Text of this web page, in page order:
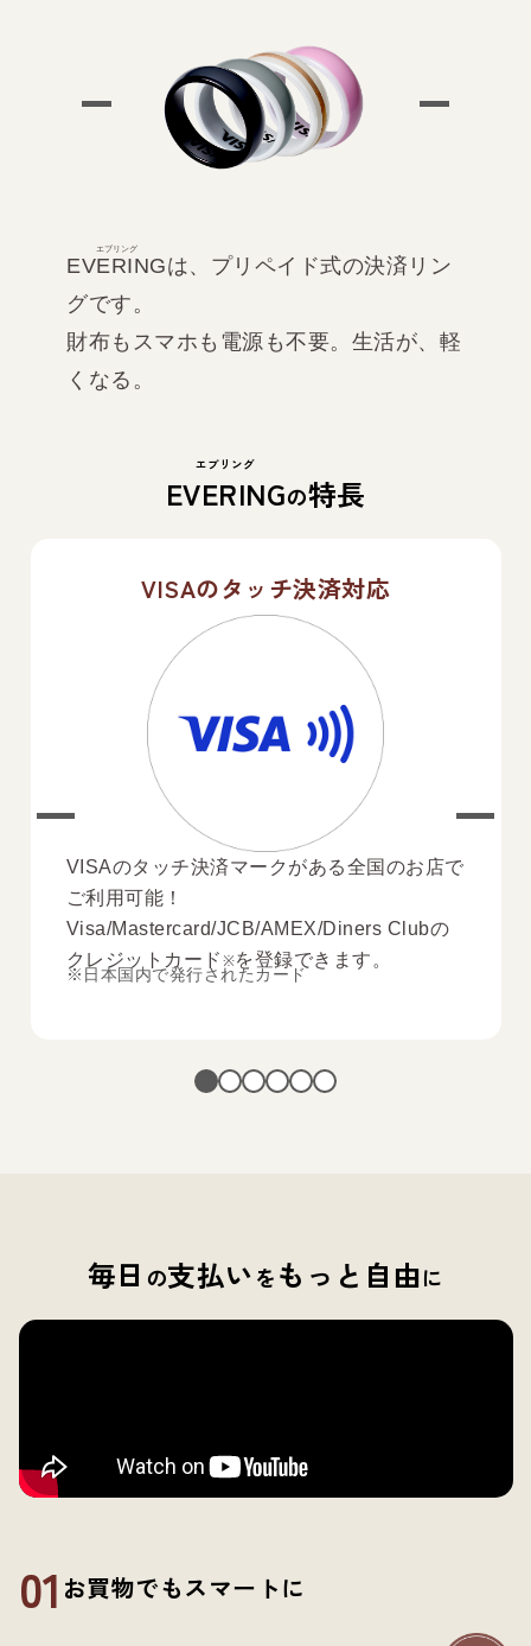
EVERING
エブリング
は、プリペイド式の決済リン
グです。
財布もスマホも電源も不要。生活が、軽
くなる。
EVERING
エブリング
の特長
VISAのタッチ決済対応
VISAのタッチ決済マークがある全国のお店で
ご利用可能！
Visa/Mastercard/JCB/AMEX/Diners Clubの
クレジットカード ※を登録できます。
※日本国内で発行されたカード
毎日 の支払いをもっと自由に
01 お買物でもスマートに